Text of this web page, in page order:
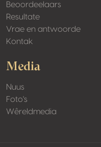
Beoordeelaars
Resultate
Vrae en antwoorde
Kontak
Media
Nuus
Foto's
Wêreldmedia